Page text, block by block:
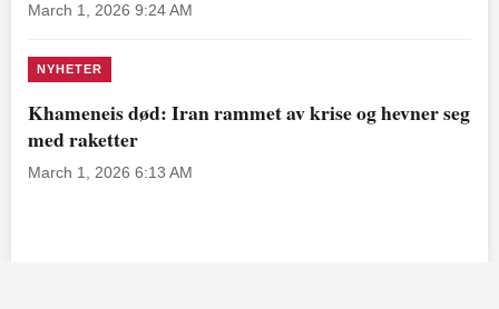
March 1, 2026 9:24 AM
NYHETER
Khameneis død: Iran rammet av krise og hevner seg
med raketter
March 1, 2026 6:13 AM